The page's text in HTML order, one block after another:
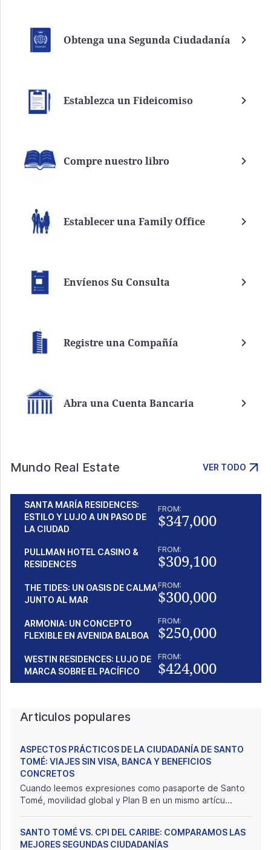
Obtenga una Segunda Ciudadanía
Establezca un Fideicomiso
Compre nuestro libro
Establecer una Family Office
Envíenos Su Consulta
Registre una Compañía
Abra una Cuenta Bancaria
Mundo Real Estate VER TODO
SANTA MARÍA RESIDENCES:
ESTILO Y LUJO A UN PASO DE
LA CIUDAD
FROM:
$347,000
PULLMAN HOTEL CASINO &
RESIDENCES
FROM:
$309,100
THE TIDES: UN OASIS DE CALMA
JUNTO AL MAR
FROM:
$300,000
ARMONIA: UN CONCEPTO
FLEXIBLE EN AVENIDA BALBOA
FROM:
$250,000
WESTIN RESIDENCES: LUJO DE
MARCA SOBRE EL PACÍFICO
FROM:
$424,000
Articulos populares
ASPECTOS PRÁCTICOS DE LA CIUDADANÍA DE SANTO
TOMÉ: VIAJES SIN VISA, BANCA Y BENEFICIOS
CONCRETOS
Cuando leemos expresiones como pasaporte de Santo
Tomé, movilidad global y Plan B en un mismo artícu...
SANTO TOMÉ VS. CPI DEL CARIBE: COMPARAMOS LAS
MEJORES SEGUNDAS CIUDADANÍAS